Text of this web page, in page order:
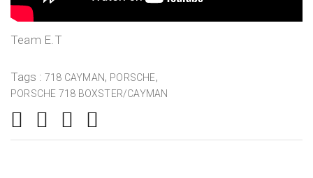
Team E.T
Tags : 718 CAYMAN, PORSCHE,
PORSCHE 718 BOXSTER/CAYMAN